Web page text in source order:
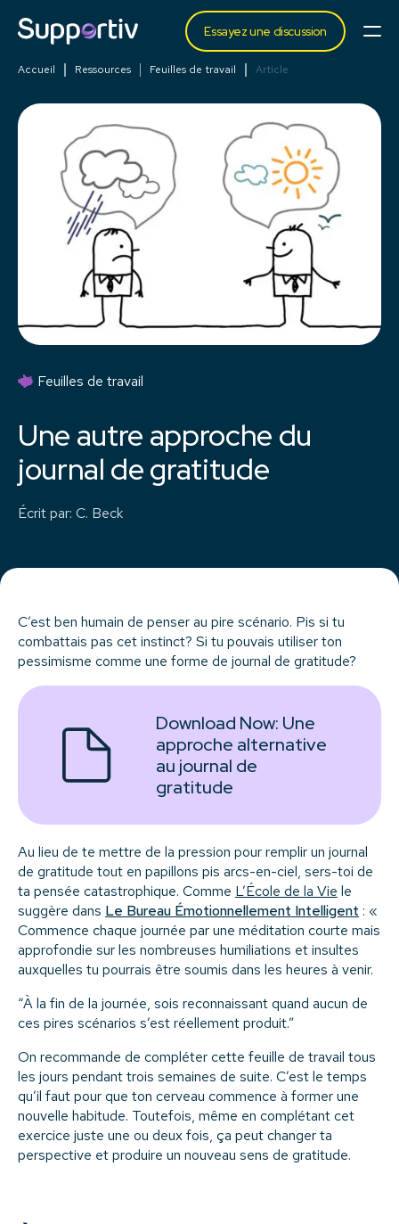
Essayez une discussion
Accueil Ressources Feuilles de travail Article
Feuilles de travail
Une autre approche du
journal de gratitude
Écrit par: C. Beck
C’est ben humain de penser au pire scénario. Pis si tu
combattais pas cet instinct? Si tu pouvais utiliser ton
pessimisme comme une forme de journal de gratitude?
Download Now: Une
approche alternative
au journal de
gratitude
Au lieu de te mettre de la pression pour remplir un journal
de gratitude tout en papillons pis arcs-en-ciel, sers-toi de
ta pensée catastrophique. Comme L’École de la Vie le
suggère dans Le Bureau Émotionnellement Intelligent : «
Commence chaque journée par une méditation courte mais
approfondie sur les nombreuses humiliations et insultes
auxquelles tu pourrais être soumis dans les heures à venir.
“À la fin de la journée, sois reconnaissant quand aucun de
ces pires scénarios s’est réellement produit.”
On recommande de compléter cette feuille de travail tous
les jours pendant trois semaines de suite. C’est le temps
qu’il faut pour que ton cerveau commence à former une
nouvelle habitude. Toutefois, même en complétant cet
exercice juste une ou deux fois, ça peut changer ta
perspective et produire un nouveau sens de gratitude.